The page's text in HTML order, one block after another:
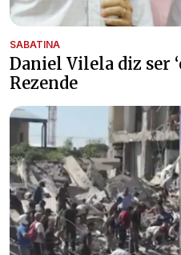
SABATINA
Daniel Vilela diz ser
Rezende